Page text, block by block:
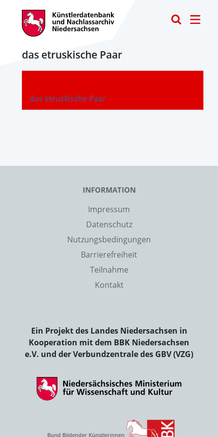
das etruskische Paar
das etruskische Paar
-
INFORMATION
Impressum
Datenschutz
Nutzungsbedingungen
Barrierefreiheit
Teilnahme
Kontakt
Ein Projekt des Landes Niedersachsen in
Kooperation mit dem BBK Niedersachsen
e.V. und der Verbundzentrale des GBV (VZG)
Bund Bildender Künstlerinnen